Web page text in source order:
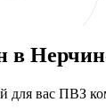
в
для вас ПВЗ